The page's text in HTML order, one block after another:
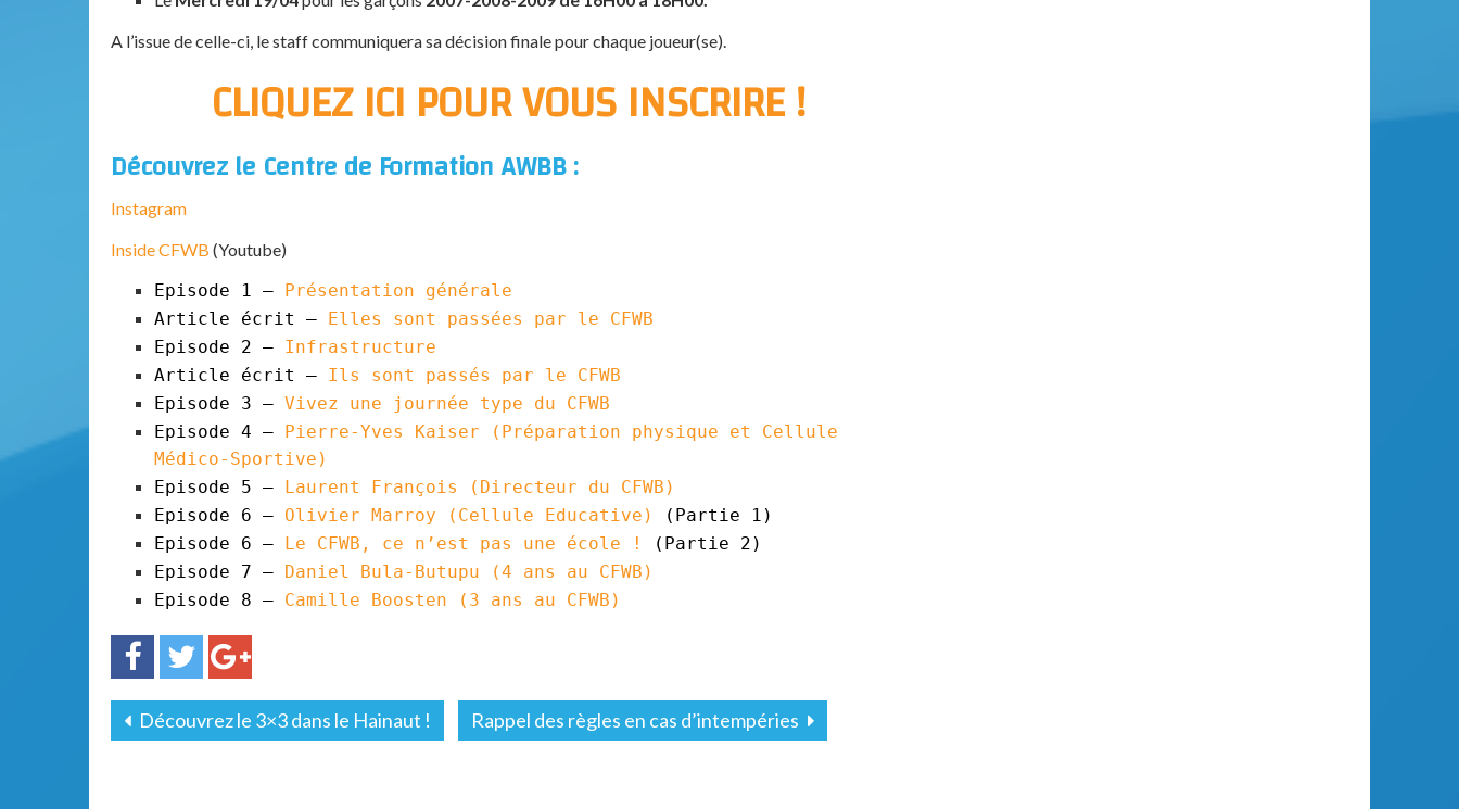
A l’issue de celle-ci, le staff communiquera sa décision finale pour chaque joueur(se).
CLIQUEZ ICI POUR VOUS INSCRIRE !
Découvrez le Centre de Formation AWBB :
Instagram
Inside CFWB (Youtube)
Episode 1 –
Présentation générale
Article écrit –
Elles sont passées par le CFWB
Episode 2 – Infrastructure
Article écrit – Ils sont passés par le CFWB
Episode 3 – Vivez une journée type du CFWB
Episode 4 –
Pierre-Yves Kaiser (Préparation physique et Cellule
Médico-Sportive)
Episode 5 –
Laurent François (Directeur du CFWB )
Episode 6 – Olivier Marroy (Cellule Educative)
(Partie 1)
Episode 6 –
Le CFWB , ce n’est pas une école !
(Partie 2)
Episode 7 –
Daniel Bula-Butupu (4 ans au CFWB )
Episode 8 – Camille Boosten (3 ans au CFWB )
Découvrez le 3×3 dans le Hainaut ! Rappel des règles en cas d’intempéries